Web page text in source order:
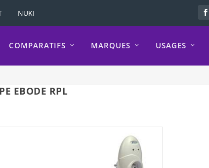
NUKI
COMPARATIFS MARQUES USAGES
EBODE RPL